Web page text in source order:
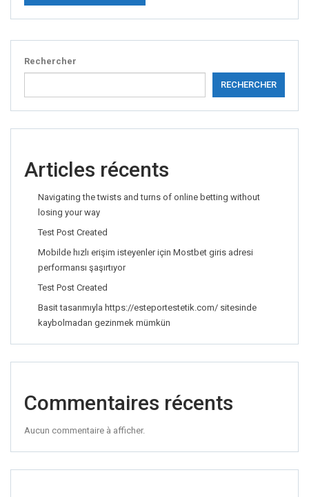
Rechercher
RECHERCHER
Articles récents
Navigating the twists and turns of online betting without
losing your way
Test Post Created
Mobilde hızlı erişim isteyenler için Mostbet giris adresi
performansı şaşırtıyor
Test Post Created
Basit tasarımıyla https://esteportestetik.com/ sitesinde
kaybolmadan gezinmek mümkün
Commentaires récents
Aucun commentaire à afficher.